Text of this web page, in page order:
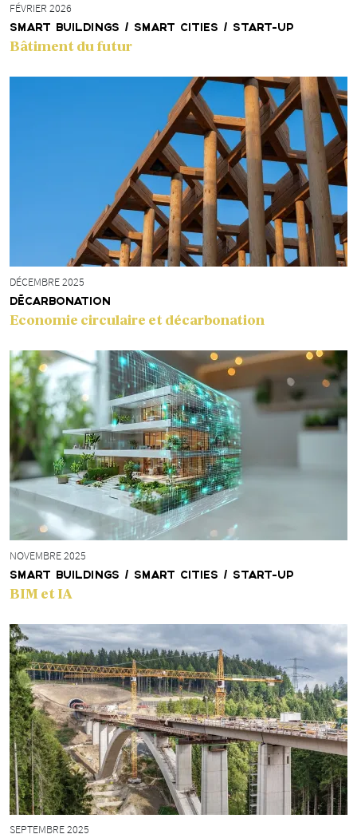
FÉVRIER 2026
SMART BUILDINGS / SMART CITIES / START-UP
Bâtiment du futur
DÉCEMBRE 2025
DÉCARBONATION
Economie circulaire et décarbonation
NOVEMBRE 2025
SMART BUILDINGS / SMART CITIES / START-UP
BIM et IA
SEPTEMBRE 2025